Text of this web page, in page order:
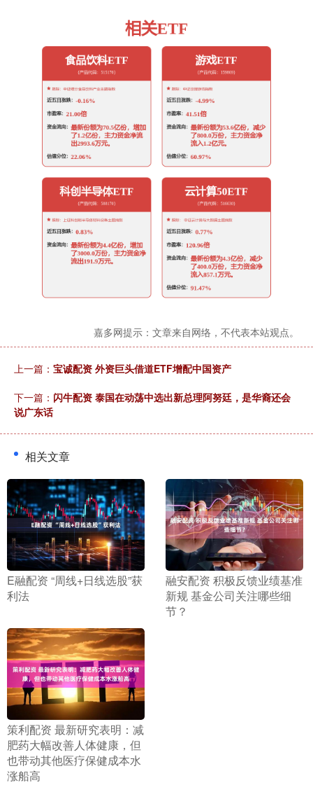
嘉多网提示：文章来自网络，不代表本站观点。
上一篇： 宝诚配资 外资巨头借道ETF增配中国资产
下一篇： 闪牛配资 泰国在动荡中选出新总理阿努廷，是华裔还会
说广东话
相关文章
​E融配资 “周线+日线选股”获
利法
​融安配资 积极反馈业绩基准
新规 基金公司关注哪些细
节？
​策利配资 最新研究表明：减
肥药大幅改善人体健康，但
也带动其他医疗保健成本水
涨船高